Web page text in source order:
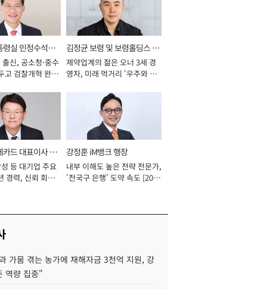
령실 민정수석비
신, 공소청·중수
고 검찰개혁 완수
김정균 보령 및 보령홀딩스 대
표이사 사장
제약업계의 젊은 오너 3세 경
영자, 미래 먹거리 '우주와 헬
카드 대표이사 사
성 등 대기업 주요
경력, 신뢰 회복
강정훈 iM뱅크 행장
내부 이해도 높은 전략 전문가,
'전국구 은행' 도약 속도 [2026
가뭄 겪는 농가에 재해자금 3천억 지원, 강
역량 집중"